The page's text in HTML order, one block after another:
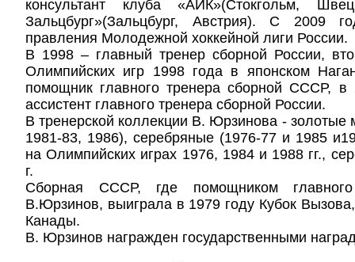
консультант клуба «АИК»(Стокгольм,
Зальцбург»(Зальцбург, Австрия). С 2009
правления Молодежной хоккейной лиги России.
В 1998 – главный тренер сборной России,
Олимпийских игр 1998 года в японском
помощник главного тренера сборной СССР, в
ассистент главного тренера сборной России.
В тренерской коллекции В. Юрзинова -
1981-83, 1986), серебряные (1976-77 и 1985
на Олимпийских играх 1976, 1984 и 1988 гг.,
г.
Сборная СССР, где помощником
В.Юрзинов, выиграла в 1979 году Кубок
Канады.
В. Юрзинов награжден государственными